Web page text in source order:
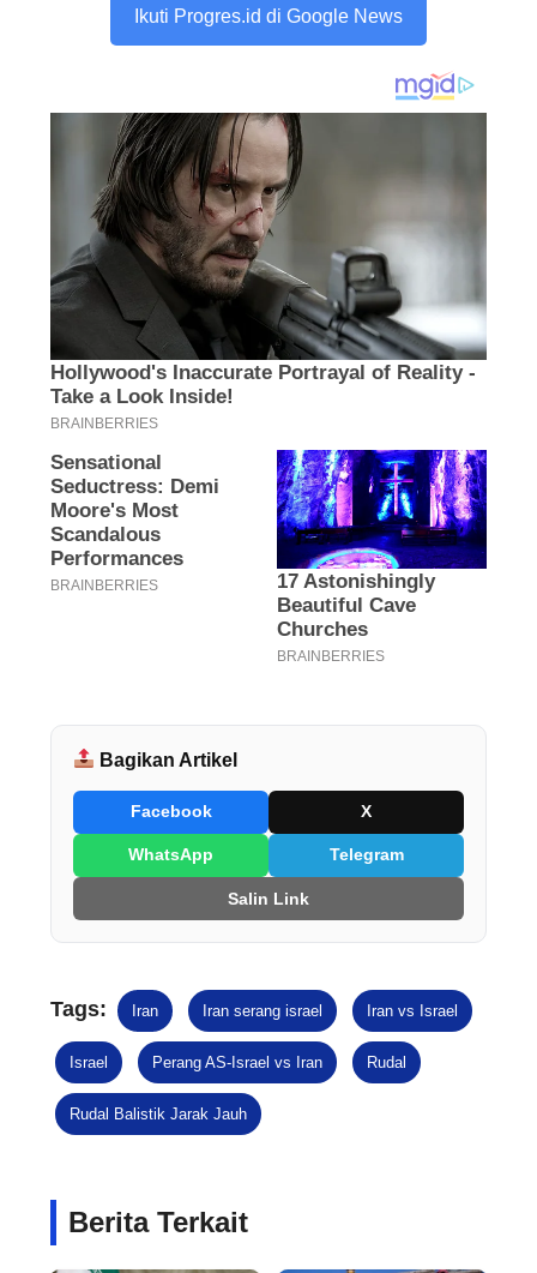
Ikuti Progres.id di Google News
Bagikan Artikel
Facebook X
WhatsApp Telegram
Salin Link
Tags: Iran Iran serang israel Iran vs Israel
Israel Perang AS-Israel vs Iran Rudal
Rudal Balistik Jarak Jauh
Berita Terkait